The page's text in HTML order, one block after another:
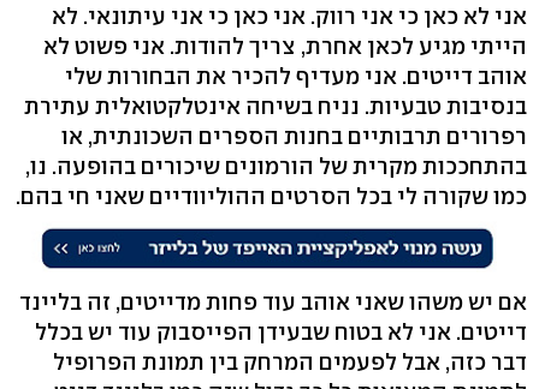
אני לא כאן כי אני רווק. אני כאן כי אני עיתונאי. לא
הייתי מגיע לכאן אחרת, צריך להודות. אני פשוט לא
אוהב דייטים. אני מעדיף להכיר את הבחורות שלי
בנסיבות טבעיות. נניח בשיחה אינטלקטואלית עתירת
רפרורים תרבותיים בחנות הספרים השכונתית, או
בהתחככות מקרית של הורמונים שיכורים בהופעה. נו,
כמו שקורה לי בכל הסרטים ההוליוודיים שאני חי בהם.
אם יש משהו שאני אוהב עוד פחות מדייטים, זה בליינד
דייטים. אני לא בטוח שבעידן הפייסבוק עוד יש בכלל
דבר כזה, אבל לפעמים המרחק בין תמונת הפרופיל